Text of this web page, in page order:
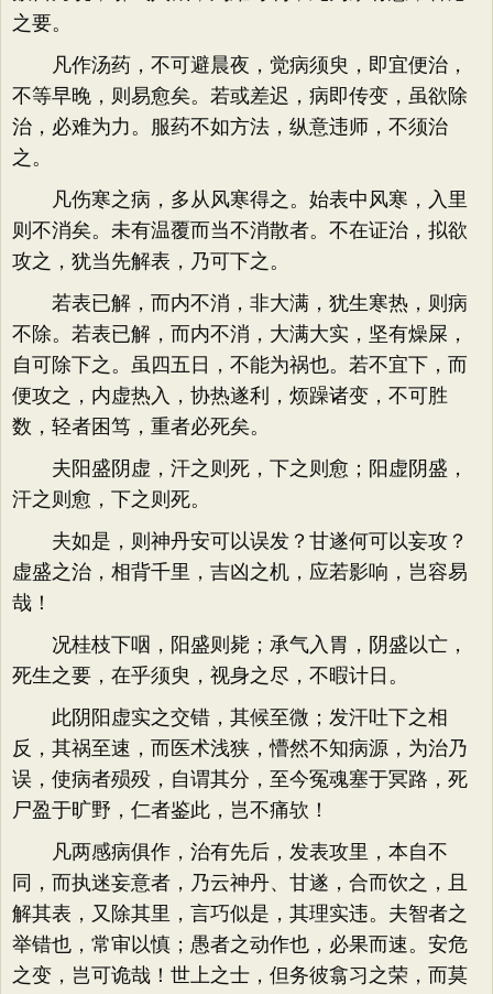
之要。
凡作汤药，不可避晨夜，觉病须臾，即宜便治，
不等早晚，则易愈矣。若或差迟，病即传变，虽欲除
治，必难为力。服药不如方法，纵意违师，不须治
之。
凡伤寒之病，多从风寒得之。始表中风寒，入里
则不消矣。未有温覆而当不消散者。不在证治，拟欲
攻之，犹当先解表，乃可下之。
若表已解，而内不消，非大满，犹生寒热，则病
不除。若表已解，而内不消，大满大实，坚有燥屎，
自可除下之。虽四五日，不能为祸也。若不宜下，而
便攻之，内虚热入，协热遂利，烦躁诸变，不可胜
数，轻者困笃，重者必死矣。
夫阳盛阴虚，汗之则死，下之则愈；阳虚阴盛，
汗之则愈，下之则死。
夫如是，则神丹安可以误发？甘遂何可以妄攻？
虚盛之治，相背千里，吉凶之机，应若影响，岂容易
哉！
况桂枝下咽，阳盛则毙；承气入胃，阴盛以亡，
死生之要，在乎须臾，视身之尽，不暇计日。
此阴阳虚实之交错，其候至微；发汗吐下之相
反，其祸至速，而医术浅狭，懵然不知病源，为治乃
误，使病者殒殁，自谓其分，至今冤魂塞于冥路，死
尸盈于旷野，仁者鉴此，岂不痛欤！
凡两感病俱作，治有先后，发表攻里，本自不
同，而执迷妄意者，乃云神丹、甘遂，合而饮之，且
解其表，又除其里，言巧似是，其理实违。夫智者之
举错也，常审以慎；愚者之动作也，必果而速。安危
之变，岂可诡哉！世上之士，但务彼翕习之荣，而莫